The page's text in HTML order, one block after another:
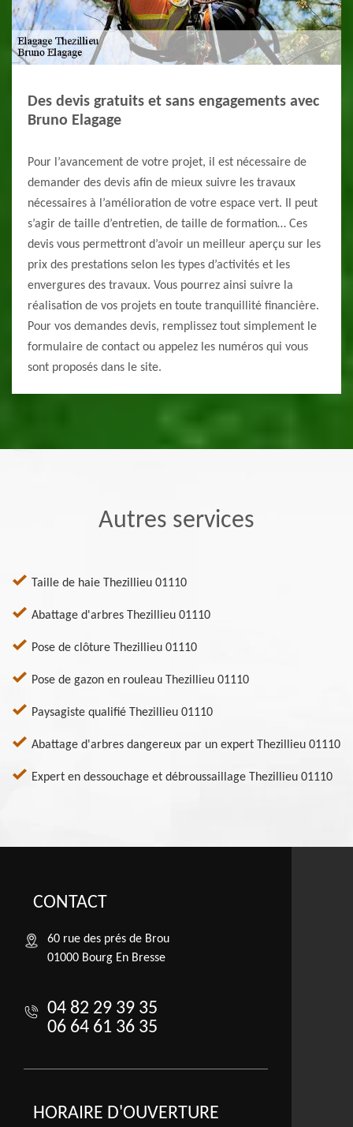
Des devis gratuits et sans engagements avec
Bruno Elagage
Pour l’avancement de votre projet, il est nécessaire de
demander des devis afin de mieux suivre les travaux
nécessaires à l’amélioration de votre espace vert. Il peut
s’agir de taille d’entretien, de taille de formation… Ces
devis vous permettront d’avoir un meilleur aperçu sur les
prix des prestations selon les types d’activités et les
envergures des travaux. Vous pourrez ainsi suivre la
réalisation de vos projets en toute tranquillité financière.
Pour vos demandes devis, remplissez tout simplement le
formulaire de contact ou appelez les numéros qui vous
sont proposés dans le site.
Autres services
Taille de haie Thezillieu 01110
Abattage d'arbres Thezillieu 01110
Pose de clôture Thezillieu 01110
Pose de gazon en rouleau Thezillieu 01110
Paysagiste qualifié Thezillieu 01110
Abattage d'arbres dangereux par un expert Thezillieu 01110
Expert en dessouchage et débroussaillage Thezillieu 01110
CONTACT
60 rue des prés de Brou
01000 Bourg En Bresse
04 82 29 39 35
06 64 61 36 35
HORAIRE D'OUVERTURE